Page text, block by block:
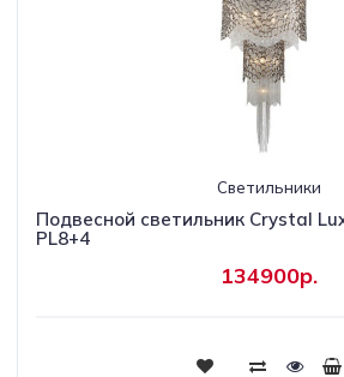
Светильники
Подвесной светильник Crystal
PL8+4
134900р.